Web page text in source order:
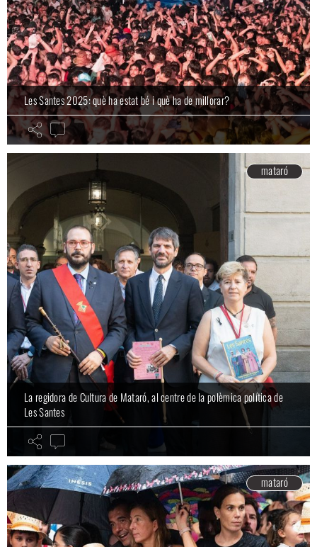
Les Santes 2025: què ha estat bé i què ha de millorar?
mataró
La regidora de Cultura de Mataró, al centre de la polèmica política de
Les Santes
mataró